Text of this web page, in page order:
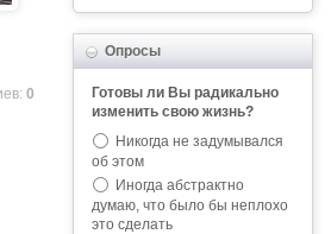
0
Опросы
Готовы ли Вы радикально
изменить свою жизнь?
Никогда не задумывался
об этом
Иногда абстрактно
думаю, что было бы неплохо
это сделать